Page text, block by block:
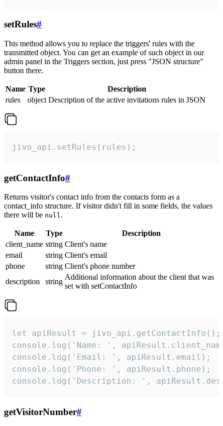
setRules#
This method allows you to replace the triggers' rules with the
transmitted object. You can get an example of such object in our
admin panel in the Triggers section, just press "JSON structure"
button there.
Name Type
Description
rules
object Description of the active invitations rules in JSON
jivo_api.setRules(rules);
getContactInfo#
Returns visitor's contact info from the contacts form as a
contact_info structure. If visitor didn't fill in some fields, the values
there will be null.
Name Type
Description
client_name string Client's name
email
string Client's email
phone
string Client's phone number
description
string
Additional information about the client that was
set with setContactInfo
let apiResult = jivo_api.getContactInfo();
console.log('Name: ',
console.log('Email: ', apiResult.email);
console.log('Phone: ', apiResult.phone);
console.log('Description: ',
getVisitorNumber#